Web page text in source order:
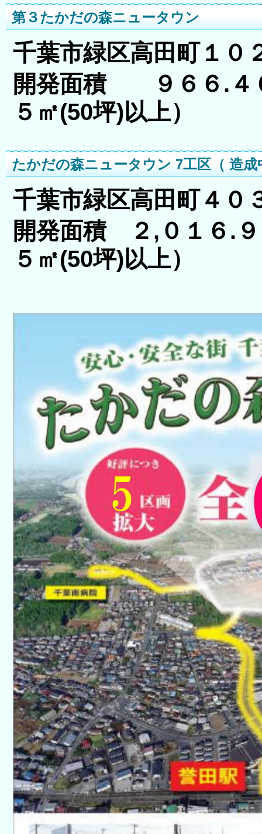
第３たかだの森ニュータウン
千葉市緑区高田町１０
開発面積 ９６６.
５㎡(50坪)以上）
たかだの森ニュータウン 7工区（ 造成
千葉市緑区高田町４０
開発面積 ２,０１６.
５㎡(50坪)以上）